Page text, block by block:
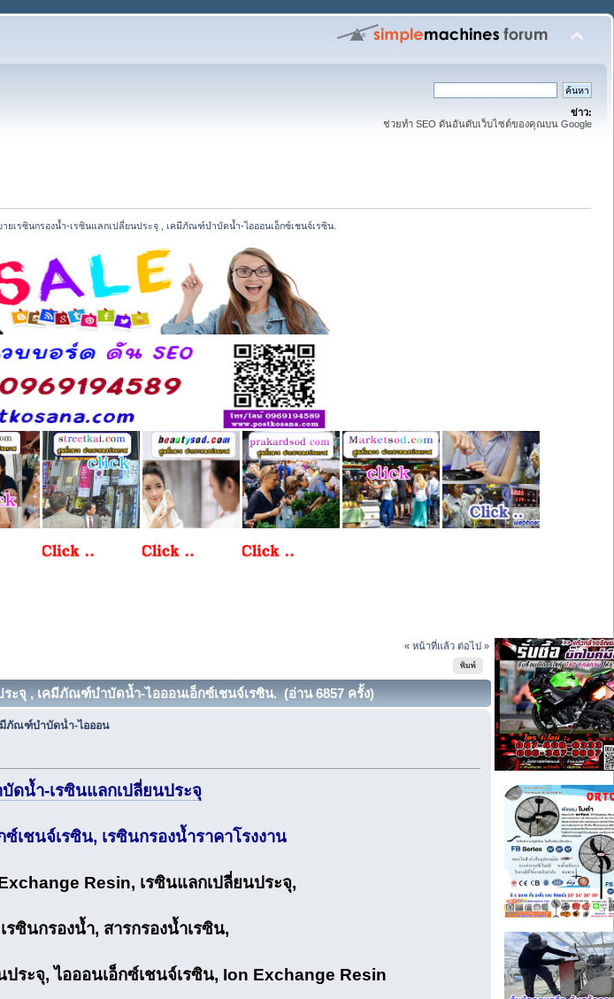
ข่าว:
ช่วยทำ SEO ดันอันดับเว็บไซต์ของคุณบน Google
ายเรซินกรองน้ำ-เรซินแลกเปลี่ยนประจุ , เคมีภัณฑ์บำบัดน้ำ-ไอออนเอ็กซ์เชนจ์เรซิน.
« หน้าที่แล้ว ต่อไป »
พิมพ์
ะจุ , เคมีภัณฑ์บำบัดน้ำ-ไอออนเอ็กซ์เชนจ์เรซิน. (อ่าน 6857 ครั้ง)
มีภัณฑ์บำบัดน้ำ-ไอออน
ดน้ำ-เรซินแลกเปลี่ยนประจุ
ชนจ์เรซิน, เรซินกรองน้ำราคาโรงงาน
Resin, เรซินแลกเปลี่ยนประจุ,
ซินกรองน้ำ, สารกรองน้ำเรซิน,
ระจุ, ไอออนเอ็กซ์เชนจ์เรซิน, Ion Exchange Resin